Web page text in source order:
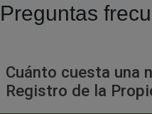
Preguntas
Cuánto cuesta una
Registro de la